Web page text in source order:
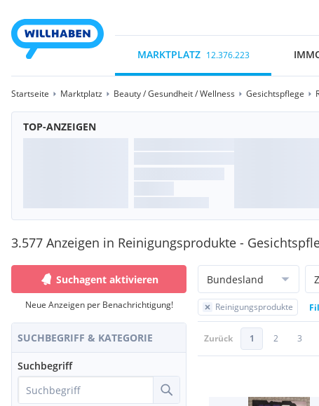
MARKTPLATZ 12.376.223
Startseite Marktplatz Beauty / Gesundheit / Wellness Gesichtspflege
TOP-ANZEIGEN
3.577 Anzeigen in Reinigungsprodukte -
Suchagent aktivieren
Neue Anzeigen per Benachrichtigung!
SUCHBEGRIFF & KATEGORIE
Suchbegriff
Bundesland
Reinigungsprodukte
Zurück 1 2 3